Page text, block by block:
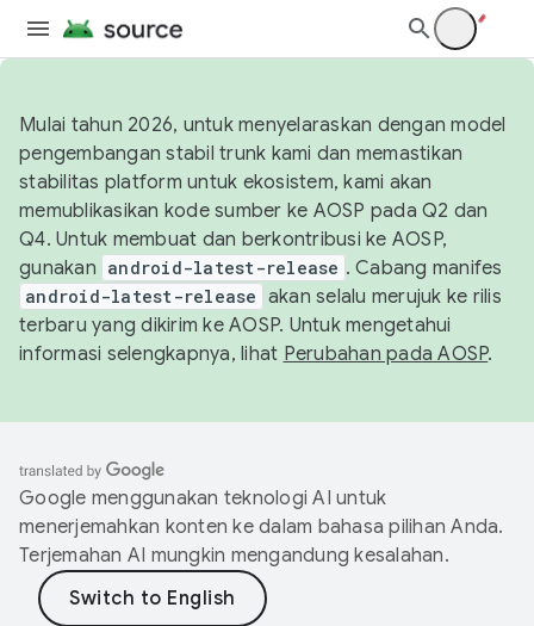
Mulai tahun 2026, untuk menyelaraskan dengan model
pengembangan stabil trunk kami dan memastikan
stabilitas platform untuk ekosistem, kami akan
memublikasikan kode sumber ke AOSP pada Q2 dan
Q4. Untuk membuat dan berkontribusi ke AOSP,
gunakan android-latest-release . Cabang manifes
android-latest-release akan selalu merujuk ke rilis
terbaru yang dikirim ke AOSP. Untuk mengetahui
informasi selengkapnya, lihat Perubahan pada AOSP.
Google menggunakan teknologi AI untuk
menerjemahkan konten ke dalam bahasa pilihan Anda.
Terjemahan AI mungkin mengandung kesalahan.